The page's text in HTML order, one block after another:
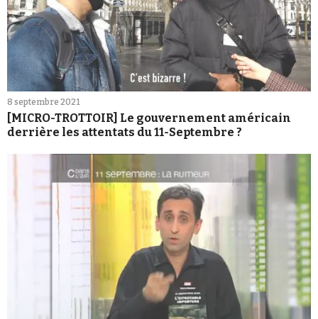
8 septembre 2021
[MICRO-TROTTOIR] Le gouvernement américain
derrière les attentats du 11-Septembre ?